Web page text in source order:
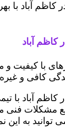
آباد با
کاظم آباد
با کیفیت و
کافی و غیره
کاظم آباد با
مشکلات فنی
به این